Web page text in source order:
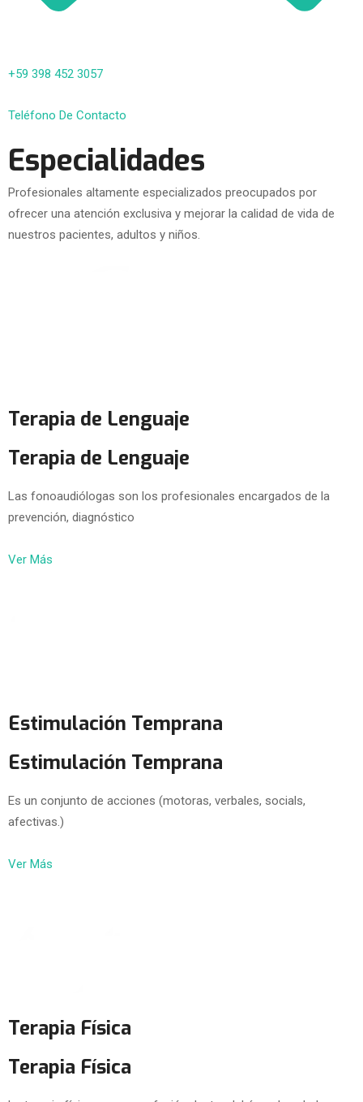
+59 398 452 3057
Teléfono De Contacto
Especialidades
Profesionales altamente especializados preocupados por
ofrecer una atención exclusiva y mejorar la calidad de vida de
nuestros pacientes, adultos y niños.
Terapia de Lenguaje
Terapia de Lenguaje
Las fonoaudiólogas son los profesionales encargados de la
prevención, diagnóstico
Ver Más
Estimulación Temprana
Estimulación Temprana
Es un conjunto de acciones (motoras, verbales, socials,
afectivas.)
Ver Más
Terapia Física
Terapia Física